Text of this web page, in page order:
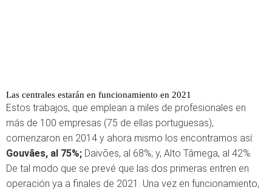
Las centrales estarán en funcionamiento en 2021
Estos trabajos, que emplean a miles de profesionales en
más de 100 empresas (75 de ellas portuguesas),
comenzaron en 2014 y ahora mismo los encontramos así:
Gouvães, al 75%; Daivões, al 68%; y, Alto Tâmega, al 42%.
De tal modo que se prevé que las dos primeras entren en
operación ya a finales de 2021. Una vez en funcionamiento,